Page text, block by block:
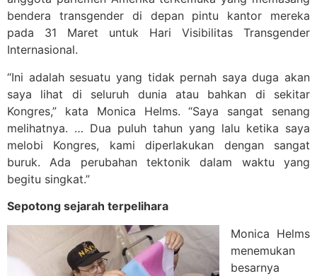
bendera transgender di depan pintu kantor mereka
pada 31 Maret untuk Hari Visibilitas Transgender
Internasional.
“Ini adalah sesuatu yang tidak pernah saya duga akan
saya lihat di seluruh dunia atau bahkan di sekitar
Kongres,” kata Monica Helms. “Saya sangat senang
melihatnya. … Dua puluh tahun yang lalu ketika saya
melobi Kongres, kami diperlakukan dengan sangat
buruk. Ada perubahan tektonik dalam waktu yang
begitu singkat.”
Sepotong sejarah terpelihara
Monica Helms
menemukan
besarnya